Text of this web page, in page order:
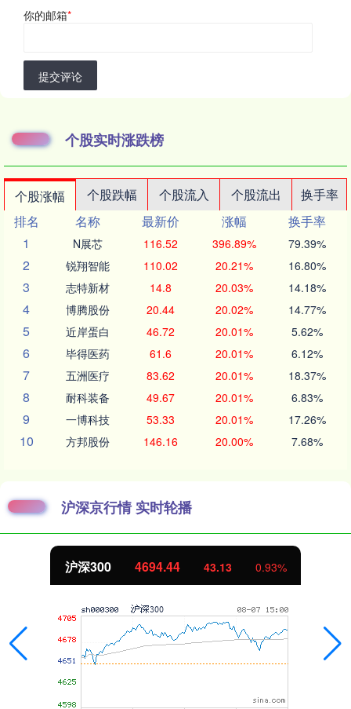
你的邮箱*
提交评论
个股实时涨跌榜
个股涨幅 个股跌幅 个股流入 个股流出
换手率
排名
名称 最新价 涨幅
换手率
1
N展芯 116.52 396.89% 79.39%
2 锐翔智能 110.02 20.21% 16.80%
3 志特新材 14.8 20.03% 14.18%
4 博腾股份 20.44 20.02% 14.77%
5 近岸蛋白 46.72 20.01% 5.62%
6 毕得医药 61.6 20.01% 6.12%
7 五洲医疗 83.62 20.01% 18.37%
8 耐科装备 49.67 20.01% 6.83%
9 一博科技 53.33 20.01% 17.26%
10 方邦股份 146.16 20.00% 7.68%
沪深京行情 实时轮播
43.13 0.93% 北证50